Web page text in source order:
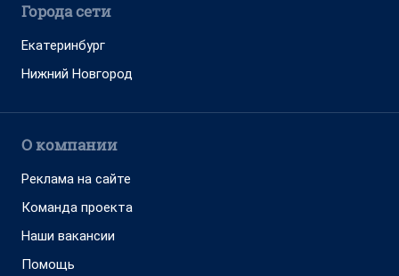
Города сети
Екатеринбург
Нижний Новгород
О компании
Реклама на сайте
Команда проекта
Наши вакансии
Помощь